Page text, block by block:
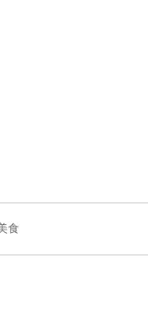
食